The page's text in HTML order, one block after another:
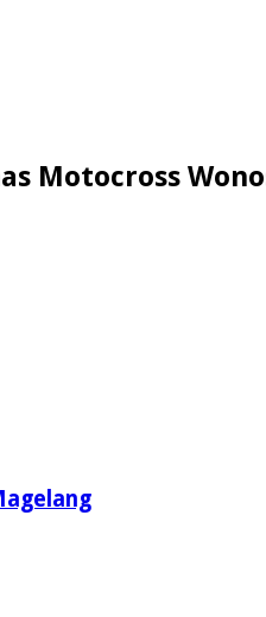
Motocross